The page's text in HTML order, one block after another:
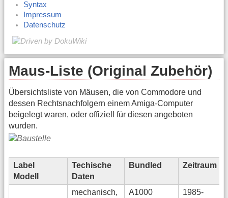
Syntax
Impressum
Datenschutz
Maus-Liste (Original Zubehör)
Übersichtsliste von Mäusen, die von Commodore und
dessen Rechtsnachfolgern einem Amiga-Computer
beigelegt waren, oder offiziell für diesen angeboten
wurden.
Label
Modell
Techische
Daten
Bundled Zeitraum
mechanisch,
A1000
1985-